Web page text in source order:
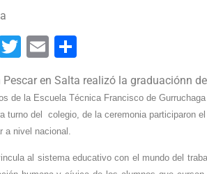
Twitter
Email
Pescar en Salta realizó la graduaciónn
de la Escuela Técnica Francisco de
turno del colegio, de la ceremonia participaron
a nivel nacional.
al sistema educativo con el mundo del